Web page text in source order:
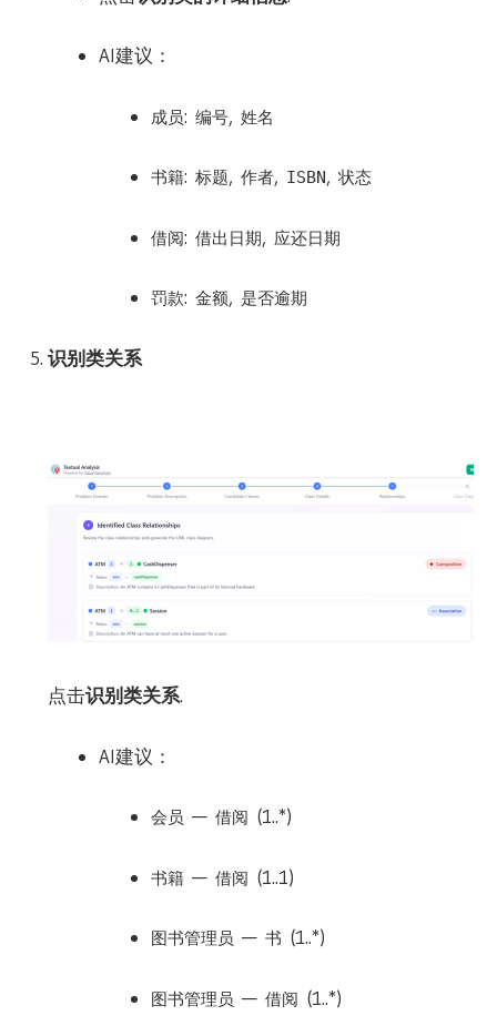
AI建议：
成员: 编号, 姓名
书籍: 标题, 作者, ISBN, 状态
借阅: 借出日期, 应还日期
罚款: 金额, 是否逾期
识别类关系
点击识别类关系.
AI建议：
会员 — 借阅 (1..*)
书籍 — 借阅 (1..1)
图书管理员 — 书 (1..*)
图书管理员 — 借阅 (1..*)